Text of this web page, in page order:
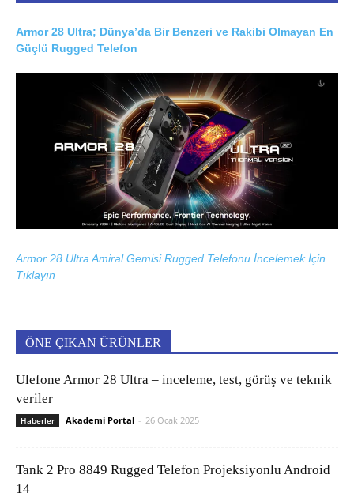
Armor 28 Ultra; Dünya’da Bir Benzeri ve Rakibi Olmayan En
Güçlü Rugged Telefon
Armor 28 Ultra Amiral Gemisi Rugged Telefonu İncelemek İçin
Tıklayın
ÖNE ÇIKAN ÜRÜNLER
Ulefone Armor 28 Ultra – inceleme, test, görüş ve teknik
veriler
Haberler Akademi Portal - 26 Ocak 2025
Tank 2 Pro 8849 Rugged Telefon Projeksiyonlu Android
14